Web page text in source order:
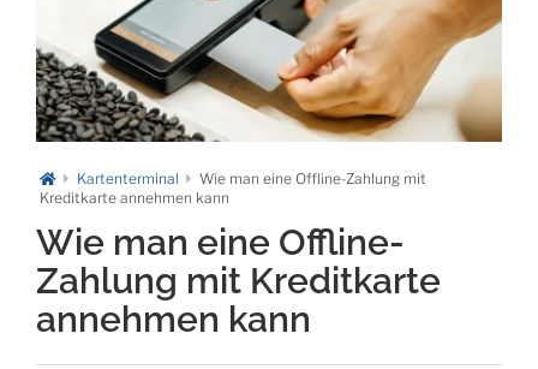
Kartenterminal
Wie man eine Offline-Zahlung mit
Kreditkarte annehmen kann
Wie man eine Offline-
Zahlung mit Kreditkarte
annehmen kann